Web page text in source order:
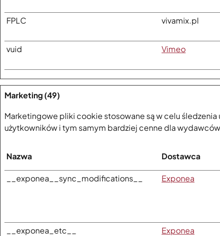
FPLC vivamix.pl
vuid Vimeo
Marketing (49)
Marketingowe pliki cookie stosowane są w celu
użytkowników i tym samym bardziej cenne dla
Nazwa Dostawca
__exponea__sync_modifications__ Exponea
__exponea_etc__ Exponea